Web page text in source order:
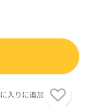
入りに追加